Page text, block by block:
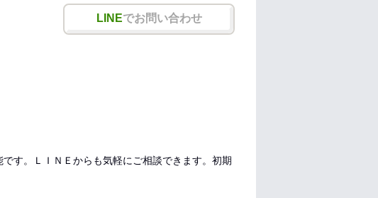
LINEでお問い合わせ
す。ＬＩＮＥからも気軽にご相談できます。初期